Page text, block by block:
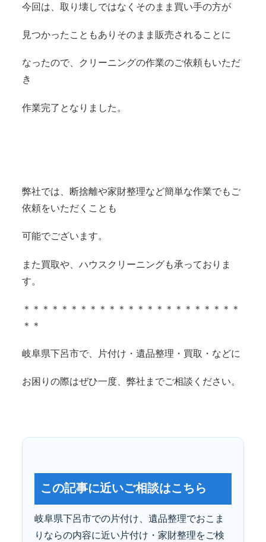
今回は、取り壊しではなくそのまま買い手の方が
見つかったこともありそのまま販売されることに
なったので、クリーニングの作業のご依頼もいただ
き
作業完了となりました。
弊社では、断捨離や家財整理など簡単な作業でもご
依頼をいただくことも
可能でございます。
また買取や、ハウスクリーニングも承っておりま
す。
＊＊＊＊＊＊＊＊＊＊＊＊＊＊＊＊＊＊＊＊＊＊＊
＊＊
岐阜県下呂市で、片付け・遺品整理・買取・などに
お困りの際はぜひ一度、弊社までご相談ください。
この記事に近いご相談はこちら
岐阜県下呂市での片付け、遺品整理でおこま
りならの内容に近い片付け・家財整理をご検